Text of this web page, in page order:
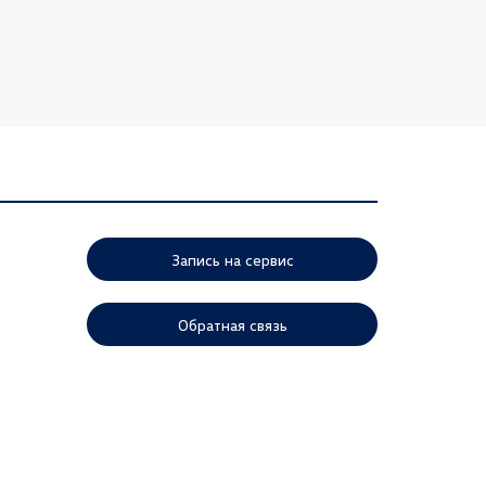
Запись на сервис
Обратная связь